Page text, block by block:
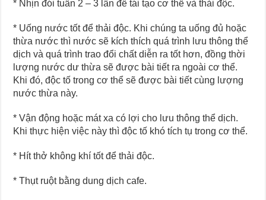
* Nhịn đói tuần 2 – 3 lần để tái tạo cơ thể và thải độc.
* Uống nước tốt để thải độc. Khi chúng ta uống đủ hoặc
thừa nước thì nước sẽ kích thích quá trình lưu thông thể
dịch và quá trình trao đổi chất diễn ra tốt hơn, đồng thời
lượng nước dư thừa sẽ được bài tiết ra ngoài cơ thể.
Khi đó, độc tố trong cơ thể sẽ được bài tiết cùng lượng
nước thừa này.
* Vận động hoặc mát xa có lợi cho lưu thông thể dịch.
Khi thực hiện việc này thì độc tố khó tích tụ trong cơ thể.
* Hít thở không khí tốt để thải độc.
* Thụt ruột bằng dung dịch cafe.